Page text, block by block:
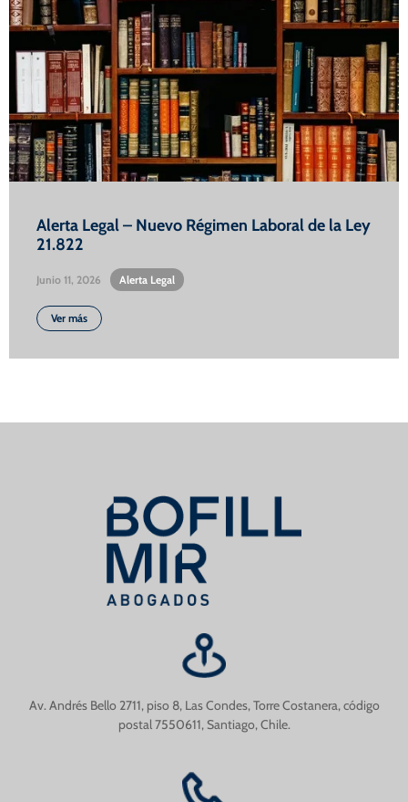
Alerta Legal – Nuevo Régimen Laboral de la Ley
21.822
Junio 11, 2026 Alerta Legal
Ver más
Av. Andrés Bello 2711, piso 8, Las Condes, Torre Costanera, código
postal 7550611, Santiago, Chile.